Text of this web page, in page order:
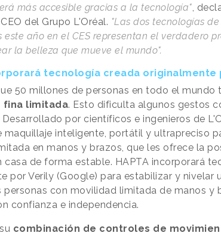
más accesible gracias a la tecnología" ,
del Grupo L'Oréal. "Las dos tecnologías
este año en el CES representan el verdadero
la belleza que mueve el mundo".
tecnología creada originalmente
50 millones de personas en todo el mundo
fina limitada. Esto dificulta algunos gestos
por científicos e ingenieros de
maquillaje inteligente, portátil y ultrapreciso
en manos y brazos, que les ofrece la
casa de forma estable. HAPTA incorporará
por Verily (Google) para estabilizar y nivelar
personas con movilidad limitada de manos y
confianza e independencia.
combinación de controles de